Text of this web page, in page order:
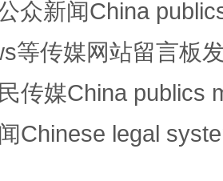
优化重塑工作
众新闻China
等传媒网站留言板
传媒China publics
Chinese legal